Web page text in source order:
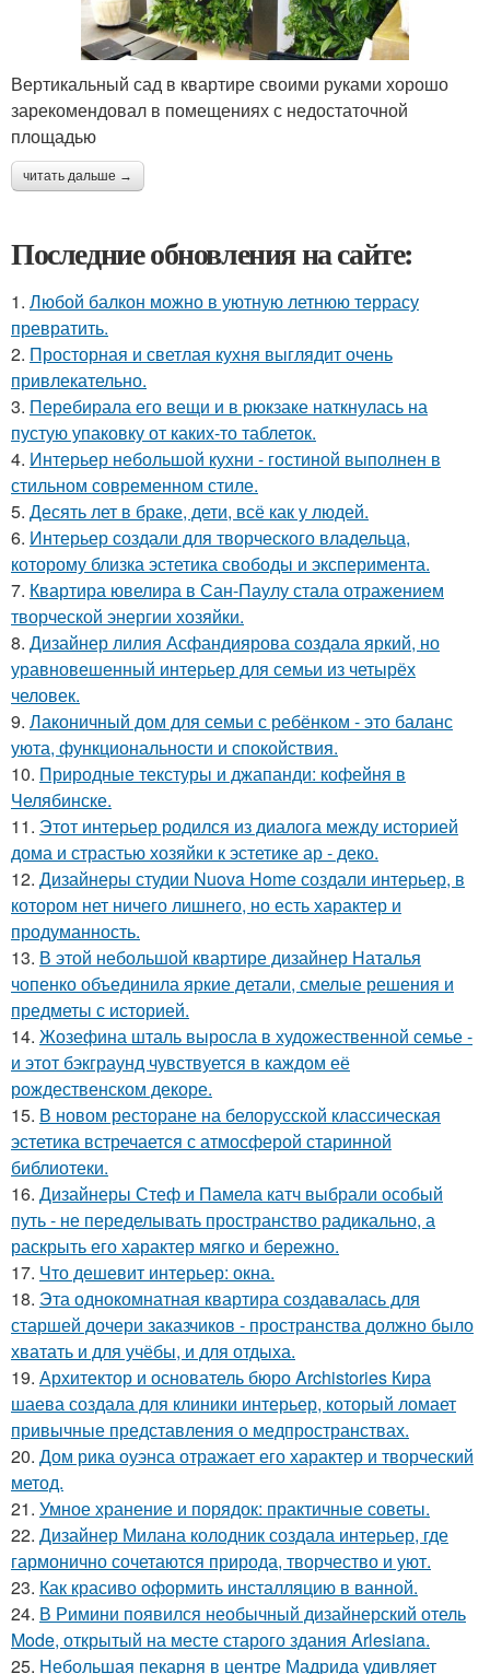
Вертикальный сад в квартире своими руками хорошо
зарекомендовал в помещениях с недостаточной
площадью
читать дальше →
Последние обновления на сайте:
1. Любой балкон можно в уютную летнюю террасу
превратить.
2. Просторная и светлая кухня выглядит очень
привлекательно.
3. Перебирала его вещи и в рюкзаке наткнулась на
пустую упаковку от каких-то таблеток.
4. Интерьер небольшой кухни - гостиной выполнен в
стильном современном стиле.
5. Десять лет в браке, дети, всё как у людей.
6. Интерьер создали для творческого владельца,
которому близка эстетика свободы и эксперимента.
7. Квартира ювелира в Сан-Паулу стала отражением
творческой энергии хозяйки.
8. Дизайнер лилия Асфандиярова создала яркий, но
уравновешенный интерьер для семьи из четырёх
человек.
9. Лаконичный дом для семьи с ребёнком - это баланс
уюта, функциональности и спокойствия.
10. Природные текстуры и джапанди: кофейня в
Челябинске.
11. Этот интерьер родился из диалога между историей
дома и страстью хозяйки к эстетике ар - деко.
12. Дизайнеры студии Nuova Home создали интерьер, в
котором нет ничего лишнего, но есть характер и
продуманность.
13. В этой небольшой квартире дизайнер Наталья
чопенко объединила яркие детали, смелые решения и
предметы с историей.
14. Жозефина шталь выросла в художественной семье -
и этот бэкграунд чувствуется в каждом её
рождественском декоре.
15. В новом ресторане на белорусской классическая
эстетика встречается с атмосферой старинной
библиотеки.
16. Дизайнеры Стеф и Памела катч выбрали особый
путь - не переделывать пространство радикально, а
раскрыть его характер мягко и бережно.
17. Что дешевит интерьер: окна.
18. Эта однокомнатная квартира создавалась для
старшей дочери заказчиков - пространства должно было
хватать и для учёбы, и для отдыха.
19. Архитектор и основатель бюро Archistories Кира
шаева создала для клиники интерьер, который ломает
привычные представления о медпространствах.
20. Дом рика оуэнса отражает его характер и творческий
метод.
21. Умное хранение и порядок: практичные советы.
22. Дизайнер Милана колодник создала интерьер, где
гармонично сочетаются природа, творчество и уют.
23. Как красиво оформить инсталляцию в ванной.
24. В Римини появился необычный дизайнерский отель
Mode, открытый на месте старого здания Arlesiana.
25. Небольшая пекарня в центре Мадрида удивляет